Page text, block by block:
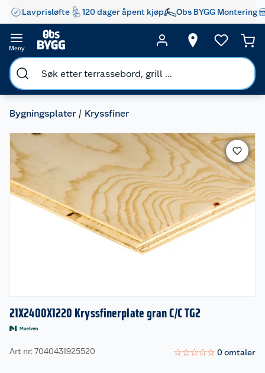
Lavprisløfte 120 dager åpent kjøp Obs BYGG Montering
Meny
Bygningsplater Kryssfiner
21X2400X1220 Kryssfinerplate gran C/C TG2
Art nr: 7040431925520 ☆☆☆☆☆ 0omtaler